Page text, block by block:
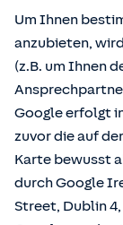
Um Ihnen
anzubieten,
(z.B. um Ihnen
Google erfolgt
zuvor die auf
Karte bewusst
durch Google
Street, Dublin